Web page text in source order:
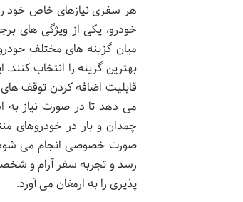
هر سفری نیازهای خاص خود
خودرو، یکی از ویژگی های
میان گزینه های مختلف
بهترین گزینه را انتخاب
قابلیت اضافه کردن توقف
می دهد تا در صورت نیاز به
چمدان و بار در خودروهای
صورت خصوصی انجام می
رسد و تجربه سفر آرام و
پذیری را به ارمغان می آورد.